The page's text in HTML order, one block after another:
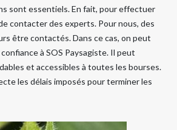
sont essentiels. En fait, pour effectuer
contacter des experts. Pour nous, des
être contactés. Dans ce cas, on peut
à SOS Paysagiste. Il peut
et accessibles à toutes les bourses.
les délais imposés pour terminer les